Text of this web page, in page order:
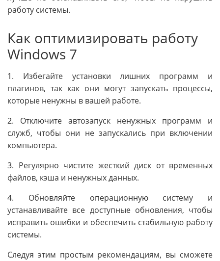
работу системы.
Как оптимизировать работу
Windows 7
1. Избегайте установки лишних программ и
плагинов, так как они могут запускать процессы,
которые ненужны в вашей работе.
2. Отключите автозапуск ненужных программ и
служб, чтобы они не запускались при включении
компьютера.
3. Регулярно чистите жесткий диск от временных
файлов, кэша и ненужных данных.
4. Обновляйте операционную систему и
устанавливайте все доступные обновления, чтобы
исправить ошибки и обеспечить стабильную работу
системы.
Следуя этим простым рекомендациям, вы сможете